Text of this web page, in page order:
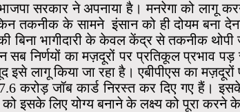
सरकार ने अपनाया है। मनरेगा को लागू
तकनीक के सामने इंसान को ही दोयम बना
बिना भागीदारी के केवल केंद्र से तकनीक
सब निर्णयों का मज़दूरों पर प्रतिकूल प्रभाव
लागू किया जा रहा है। एबीपीएस का
7.6 करोड़ जॉब कार्ड निरस्त कर दिए गए
इसके लिए योग्य बनाने के लक्ष्य को पूरा करने